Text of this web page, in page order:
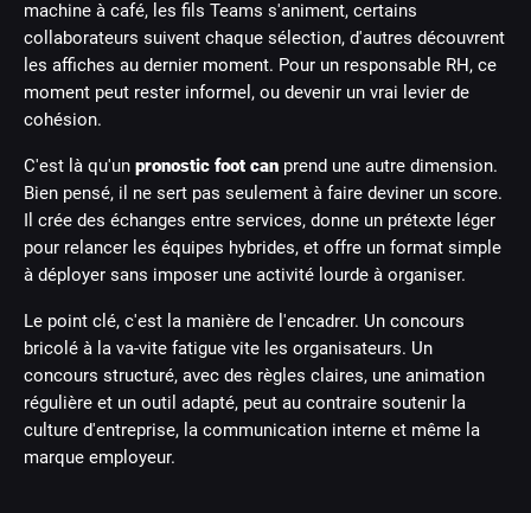
machine à café, les fils Teams s'animent, certains
collaborateurs suivent chaque sélection, d'autres découvrent
les affiches au dernier moment. Pour un responsable RH, ce
moment peut rester informel, ou devenir un vrai levier de
cohésion.
C'est là qu'un pronostic foot can prend une autre dimension.
Bien pensé, il ne sert pas seulement à faire deviner un score.
Il crée des échanges entre services, donne un prétexte léger
pour relancer les équipes hybrides, et offre un format simple
à déployer sans imposer une activité lourde à organiser.
Le point clé, c'est la manière de l'encadrer. Un concours
bricolé à la va-vite fatigue vite les organisateurs. Un
concours structuré, avec des règles claires, une animation
régulière et un outil adapté, peut au contraire soutenir la
culture d'entreprise, la communication interne et même la
marque employeur.